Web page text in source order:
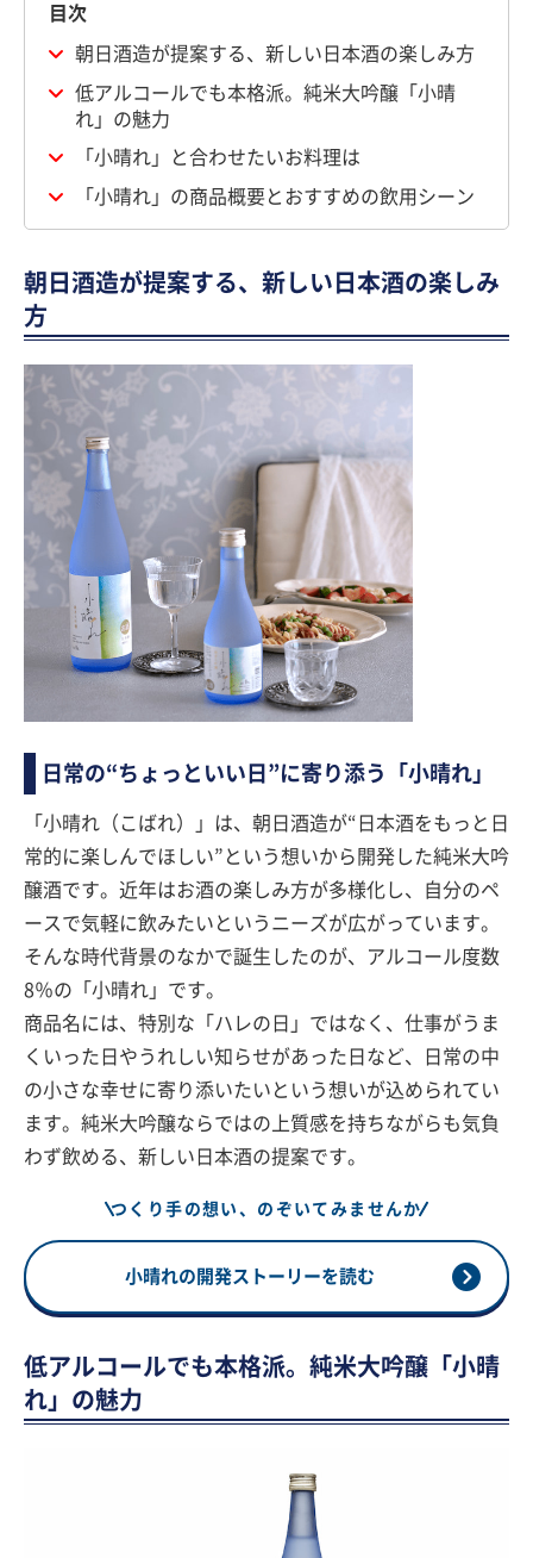
目次
朝日酒造が提案する、新しい日本酒の楽しみ方
低アルコールでも本格派。純米大吟醸「小晴
れ」の魅力
「小晴れ」と合わせたいお料理は
「小晴れ」の商品概要とおすすめの飲用シーン
朝日酒造が提案する、新しい日本酒の楽しみ
方
日常の“ちょっといい日”に寄り添う「小晴れ」
「小晴れ（こばれ）」は、朝日酒造が“日本酒をもっと日
常的に楽しんでほしい”という想いから開発した純米大吟
醸酒です。近年はお酒の楽しみ方が多様化し、自分のペ
ースで気軽に飲みたいというニーズが広がっています。
そんな時代背景のなかで誕生したのが、アルコール度数
8％の「小晴れ」です。
商品名には、特別な「ハレの日」ではなく、仕事がうま
くいった日やうれしい知らせがあった日など、日常の中
の小さな幸せに寄り添いたいという想いが込められてい
ます。純米大吟醸ならではの上質感を持ちながらも気負
わず飲める、新しい日本酒の提案です。
つくり手の想い、のぞいてみませんか
小晴れの開発ストーリーを読む
低アルコールでも本格派。純米大吟醸「小晴
れ」の魅力